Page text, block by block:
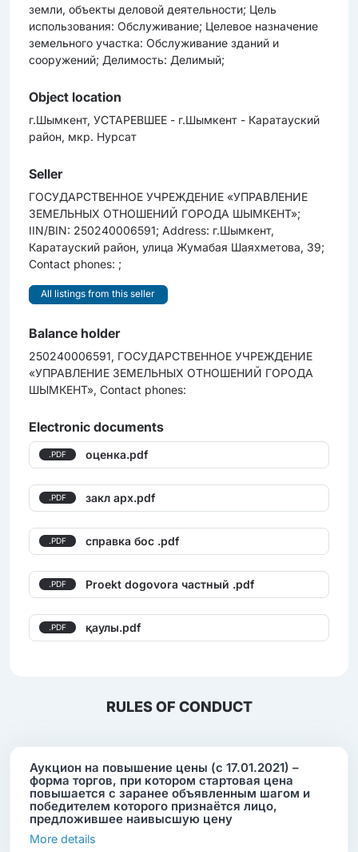
земли, объекты деловой деятельности; Цель
использования: Обслуживание; Целевое назначение
земельного участка: Обслуживание зданий и
сооружений; Делимость: Делимый;
Object location
г.Шымкент, УСТАРЕВШЕЕ - г.Шымкент - Каратауский
район, мкр. Нурсат
Seller
ГОСУДАРСТВЕННОЕ УЧРЕЖДЕНИЕ «УПРАВЛЕНИЕ
ЗЕМЕЛЬНЫХ ОТНОШЕНИЙ ГОРОДА ШЫМКЕНТ»;
IIN/BIN: 250240006591; Address: г.Шымкент,
Каратауский район, улица Жумабая Шаяхметова, 39;
Contact phones: ;
All listings from this seller
Balance holder
250240006591, ГОСУДАРСТВЕННОЕ УЧРЕЖДЕНИЕ
«УПРАВЛЕНИЕ ЗЕМЕЛЬНЫХ ОТНОШЕНИЙ ГОРОДА
ШЫМКЕНТ», Contact phones:
Electronic documents
.PDF оценка.pdf
.PDF закл арх.pdf
.PDF справка бос .pdf
.PDF Proekt dogovora частный .pdf
.PDF қаулы.pdf
RULES OF CONDUCT
Аукцион на повышение цены (с 17.01.2021) –
форма торгов, при котором стартовая цена
повышается с заранее объявленным шагом и
победителем которого признаётся лицо,
предложившее наивысшую цену
More details